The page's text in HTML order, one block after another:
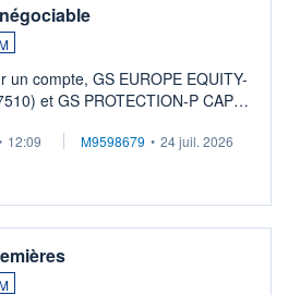
un compte, GS EUROPE EQUITY-
et GS PROTECTION-P CAP
on me signale ...
12:09 M9598679 • 24 juil. 2026